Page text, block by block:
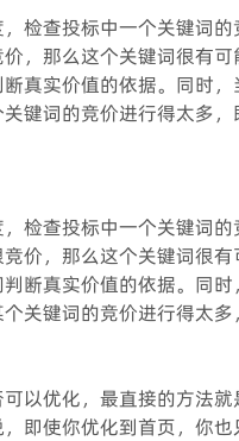
检查投标中一个关键词
，那么这个关键词很有
真实价值的依据。同时
键词的竞价进行得太多
检查投标中一个关键词
价，那么这个关键词很
断真实价值的依据。同
关键词的竞价进行得太
以优化，最直接的方法
即使你优化到首页，你